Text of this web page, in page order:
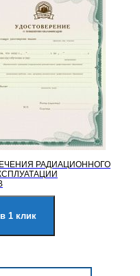
РАДИАЦИОННОГО
1 клик